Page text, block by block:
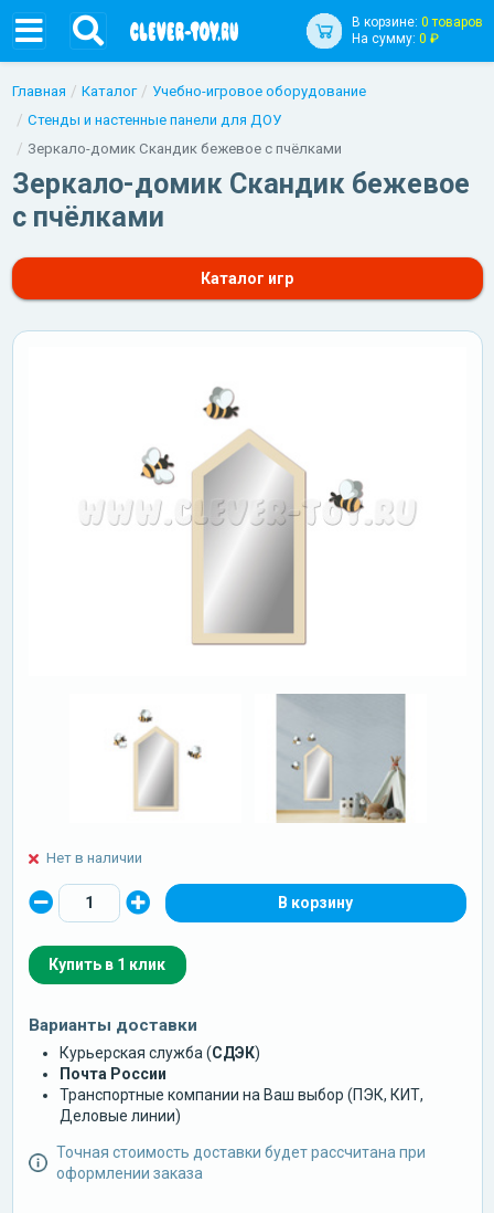
В корзине: 0 товаров
На сумму: 0 ₽
Главная Каталог
Учебно-игровое оборудование
Стенды и настенные панели для ДОУ
Зеркало-домик Скандик бежевое с пчёлками
Зеркало-домик Скандик бежевое
с пчёлками
Каталог игр
Нет в наличии
Купить в 1 клик
Варианты доставки
Курьерская служба (СДЭК)
Почта России
Транспортные компании на Ваш выбор (ПЭК, КИТ,
Деловые линии)
Точная стоимость доставки будет рассчитана при
оформлении заказа